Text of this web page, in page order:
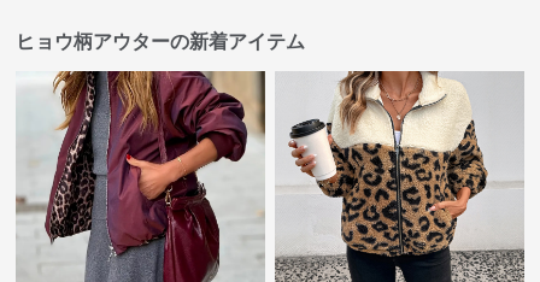
ヒョウ柄アウターの新着アイテム